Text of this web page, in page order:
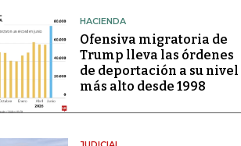
HACIENDA
Ofensiva migratoria de
Trump lleva las órdenes
de deportación a su nivel
más alto desde 1998